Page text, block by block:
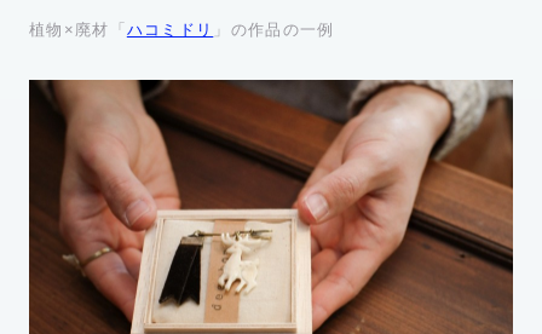
植物×廃材「 ハコミドリ 」の作品の一例